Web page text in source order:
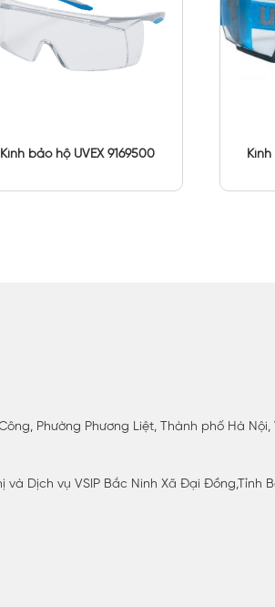
Kính bảo hộ UVEX 9169500
Phường Phương Liệt, Thành phố Hà Nội,
và Dịch vụ VSIP Bắc Ninh Xã Đại Đồng,Tỉnh